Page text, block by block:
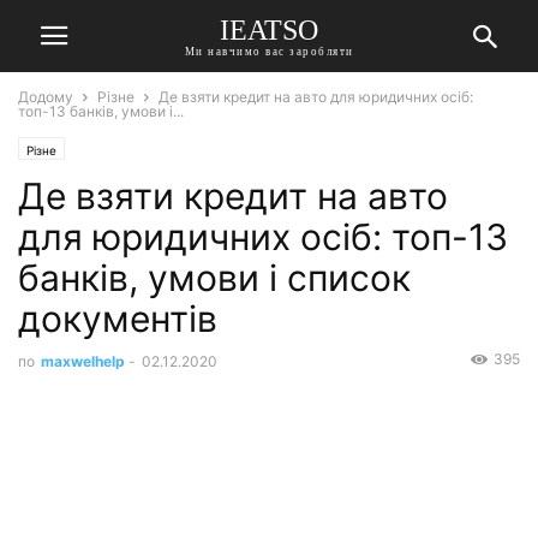
IEATSO
Ми навчимо вас заробляти
Додому Різне
Де взяти кредит на авто для юридичних осіб:
топ-13 банків, умови і...
Різне
Де взяти кредит на авто
для юридичних осіб: топ-13
банків, умови і список
документів
по maxwelhelp - 02.12.2020 395